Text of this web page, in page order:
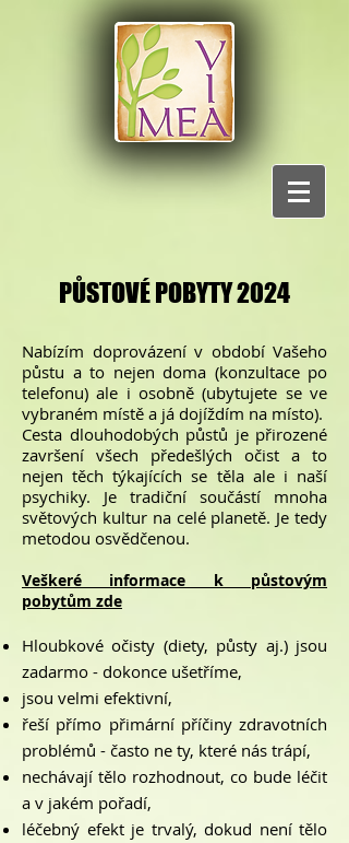
PŮSTOVÉ POBYTY 2024
Nabízím doprovázení v období Vašeho
půstu a to nejen doma (konzultace po
telefonu) ale i osobně (ubytujete se ve
vybraném místě a já dojíždím na místo).
Cesta dlouhodobých půstů je přirozené
završení všech předešlých očist a to
nejen těch týkajících se těla ale i naší
psychiky. Je tradiční součástí mnoha
světových kultur na celé planetě. Je tedy
metodou osvědčenou.
Veškeré informace k půstovým
pobytům zde
Hloubkové očisty (diety, půsty aj.) jsou
zadarmo - dokonce ušetříme,
jsou velmi efektivní,
řeší přímo přimární příčiny zdravotních
problémů - často ne ty, které nás trápí,
nechávají tělo rozhodnout, co bude léčit
a v jakém pořadí,
léčebný efekt je trvalý, dokud není tělo